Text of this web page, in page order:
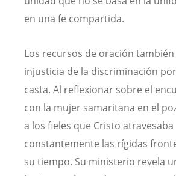
en una fe compartida.
Los recursos de oración
injusticia de la discriminación
casta. Al reflexionar sobre el
con la mujer samaritana en el
a los fieles que Cristo atravesaba
constantemente las rígidas
su tiempo. Su ministerio revela